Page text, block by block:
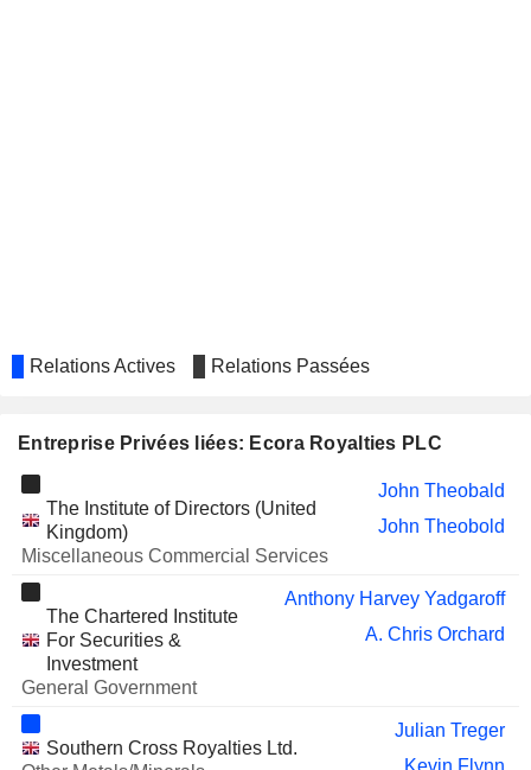
Relations Actives Relations Passées
Entreprise Privées liées: Ecora Royalties PLC
The Institute of Directors (United
Kingdom)
Miscellaneous Commercial Services
John Theobald
John Theobold
The Chartered Institute
For Securities &
Investment
General Government
Anthony Harvey Yadgaroff
A. Chris Orchard
Southern Cross Royalties Ltd.
Julian Treger
Kevin Flynn